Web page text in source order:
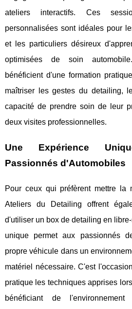
ateliers interactifs. Ces
personnalisées sont idéales pour
et les particuliers désireux
optimisées de soin
bénéficient d'une formation
maîtriser les gestes du detailing,
capacité de prendre soin de leur
deux visites professionnelles.
Une Expérience
Passionnés d'Automobiles
Pour ceux qui préfèrent mettre la
Ateliers du Detailing offrent
d'utiliser un box de detailing en
unique permet aux passionnés
propre véhicule dans un
matériel nécessaire. C'est
pratique les techniques apprises
bénéficiant de l'environnement